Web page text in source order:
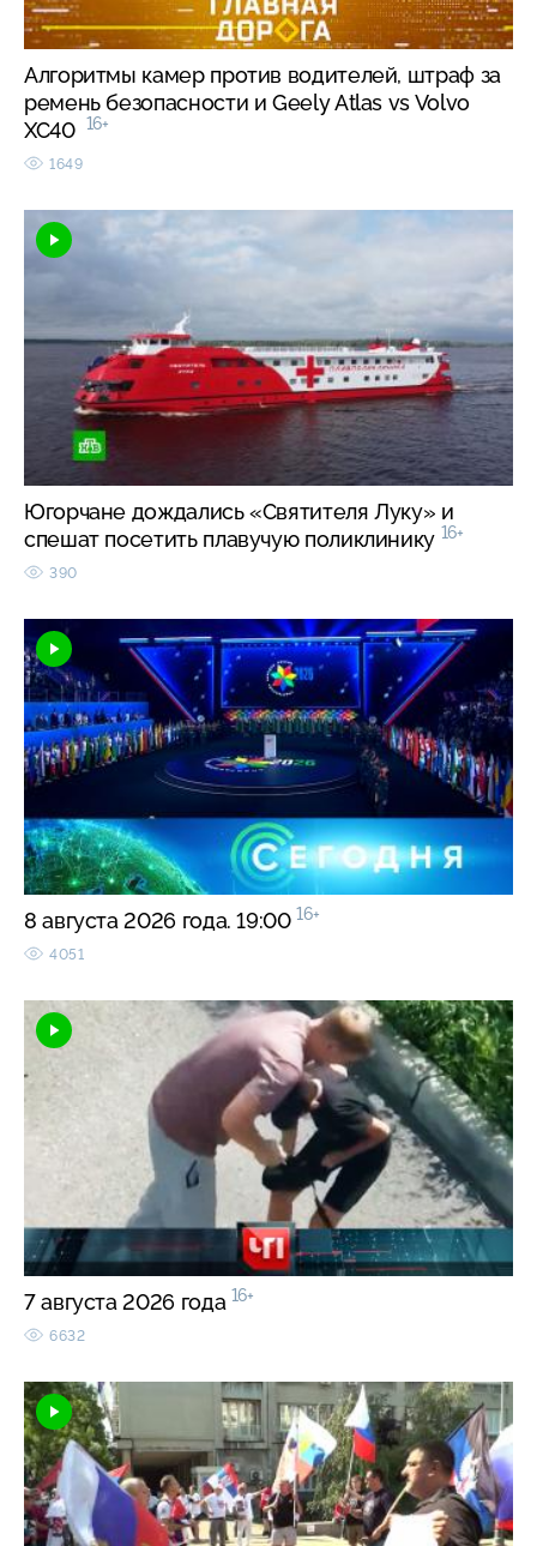
Алгоритмы камер против водителей, штраф за
ремень безопасности и Geely Atlas vs Volvo
XC40 16+
1649
Югорчане дождались «Святителя Луку» и
спешат посетить плавучую поликлинику 16+
390
8 августа 2026 года. 19:00 16+
4051
7 августа 2026 года 16+
6632